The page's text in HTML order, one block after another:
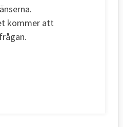
kommer att